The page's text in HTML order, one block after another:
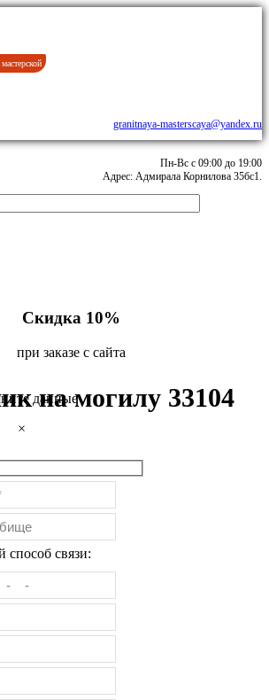
granitnaya-masterscaya@yandex.ru
Пн-Вс с 09:00 до 19:00
Адрес: Адмирала Корнилова 35бс1.
Скидка 10%
при заказе с сайта
на могилу 33104
данные
×
способ связи: